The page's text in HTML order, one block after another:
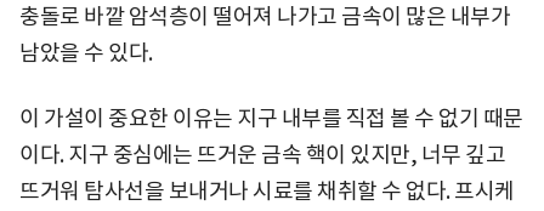
충돌로 바깥 암석층이 떨어져 나가고 금속이 많은 내부가
남았을 수 있다.
이 가설이 중요한 이유는 지구 내부를 직접 볼 수 없기 때문
이다. 지구 중심에는 뜨거운 금속 핵이 있지만, 너무 깊고
뜨거워 탐사선을 보내거나 시료를 채취할 수 없다. 프시케